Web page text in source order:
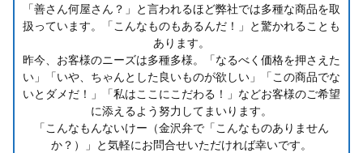
「善さん何屋さん？」と言われるほど弊社では多種な商品を取
扱っています。「こんなものもあるんだ！」と驚かれることも
あります。
昨今、お客様のニーズは多種多様。「なるべく価格を押さえた
い」「いや、ちゃんとした良いものが欲しい」「この商品でな
いとダメだ！」「私はここにこだわる！」などお客様のご希望
に添えるよう努力してまいります。
「こんなもんないけー（金沢弁で「こんなものありません
か？）」と気軽にお問合せいただければ幸いです。